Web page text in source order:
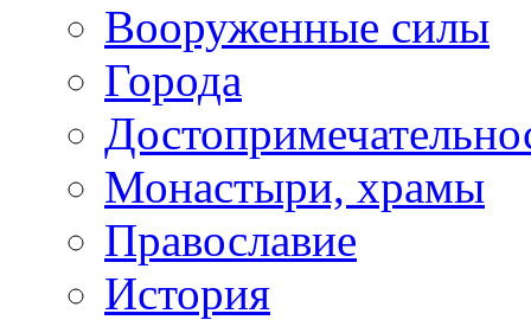
Вооруженные силы
Города
Монастыри, храмы
Православие
История